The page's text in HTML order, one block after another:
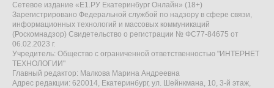
Сетевое издание «Е1.РУ Екатеринбург Онлайн» (18+)
Зарегистрировано Федеральной службой по надзору в сфере связи,
информационных технологий и массовых коммуникаций
(Роскомнадзор) Свидетельство о регистрации № ФС77-84675 от
06.02.2023 г.
Учредитель: Общество с ограниченной ответственностью "ИНТЕРНЕТ
ТЕХНОЛОГИИ"
Главный редактор: Малкова Марина Андреевна
Адрес редакции: 620014, Екатеринбург, ул. Шейнкмана, 10, 3-й этаж,